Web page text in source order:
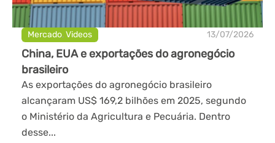
Mercado,Videos 13/07/2026
China, EUA e exportações do agronegócio
brasileiro
As exportações do agronegócio brasileiro
alcançaram US$ 169,2 bilhões em 2025, segundo
o Ministério da Agricultura e Pecuária. Dentro
desse...